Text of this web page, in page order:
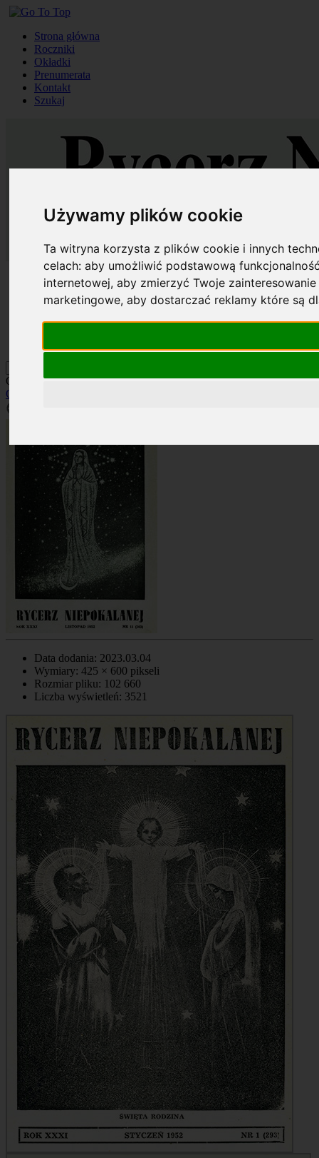
Używamy plików cookie
Ta witryna korzysta z plików cookie i innych
celach:aby umożliwić podstawową
internetowej,aby zmierzyć Twoje
marketingowe,aby dostarczać reklamy które są
Strona główna
Roczniki
Okładki
Prenumerata
Kontakt
Szukaj
Strona główna
Roczniki
Okładki
Okładka: RN 11/1952
Okładki
Data dodania: 2023.03.04
Wymiary: 425 × 600 pikseli
Rozmiar pliku: 102 660
Liczba wyświetleń: 3521